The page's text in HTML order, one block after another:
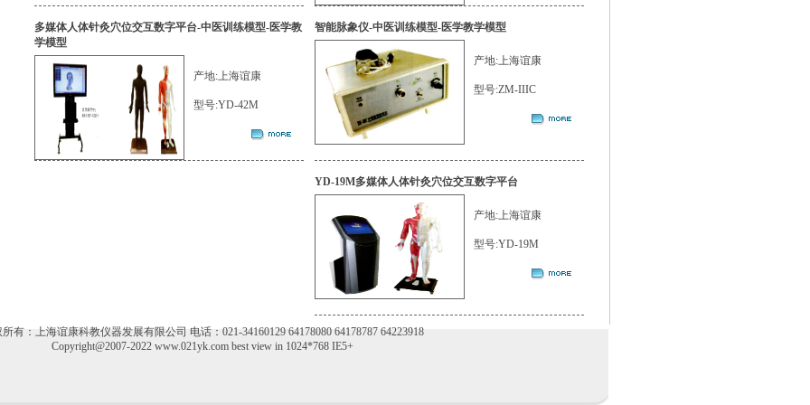
智能脉象仪-中医训练模型-医学教学模型
产地:上海谊康
型号:ZM-IIIC
多媒体人体针灸穴位交互数字平台-中医训练模型-医学教
学模型
产地:上海谊康
型号:YD-42M
YD-19M多媒体人体针灸穴位交互数字平台
产地:上海谊康
型号:YD-19M
有：上海谊康科教仪器发展有限公司 电话：021-34160129 64178080 64178787 64223918
Copyright@2007-2022 www.021yk.com best view in 1024*768 IE5+